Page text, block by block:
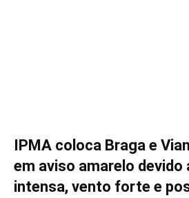
IPMA coloca Braga e
em aviso amarelo devido
intensa, vento forte e